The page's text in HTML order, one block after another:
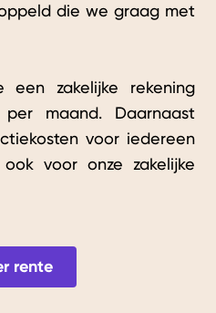
die we graag met
een zakelijke rekening
maand. Daarnaast
voor iedereen
voor onze zakelijke
rente